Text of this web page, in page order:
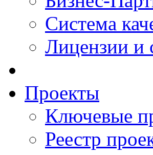
Система
Лицензии и
Проекты
Ключевые
Реестр